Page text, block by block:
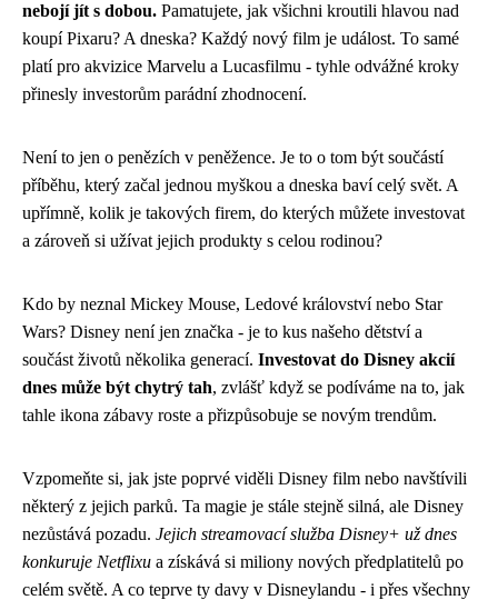
nebojí jít s dobou. Pamatujete, jak všichni kroutili hlavou nad
koupí Pixaru? A dneska? Každý nový film je událost. To samé
platí pro akvizice Marvelu a Lucasfilmu - tyhle odvážné kroky
přinesly investorům parádní zhodnocení.
Není to jen o penězích v peněžence. Je to o tom být součástí
příběhu, který začal jednou myškou a dneska baví celý svět. A
upřímně, kolik je takových firem, do kterých můžete investovat
a zároveň si užívat jejich produkty s celou rodinou?
Kdo by neznal Mickey Mouse, Ledové království nebo Star
Wars? Disney není jen značka - je to kus našeho dětství a
součást životů několika generací. Investovat do Disney akcií
dnes může být chytrý tah, zvlášť když se podíváme na to, jak
tahle ikona zábavy roste a přizpůsobuje se novým trendům.
Vzpomeňte si, jak jste poprvé viděli Disney film nebo navštívili
některý z jejich parků. Ta magie je stále stejně silná, ale Disney
nezůstává pozadu. Jejich streamovací služba Disney+ už dnes
konkuruje Netflixu a získává si miliony nových předplatitelů po
celém světě. A co teprve ty davy v Disneylandu - i přes všechny